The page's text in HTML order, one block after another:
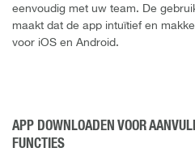
eenvoudig met uw team. De
maakt dat de app intuïtief en
voor iOS en Android.
APP DOWNLOADEN VOOR
FUNCTIES